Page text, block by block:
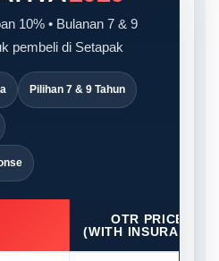
10% • Bulanan 7 & 9
pembeli di Setapak
Pilihan 7 & 9 Tahun
OTR PRICE
(WITH INSURANCE)